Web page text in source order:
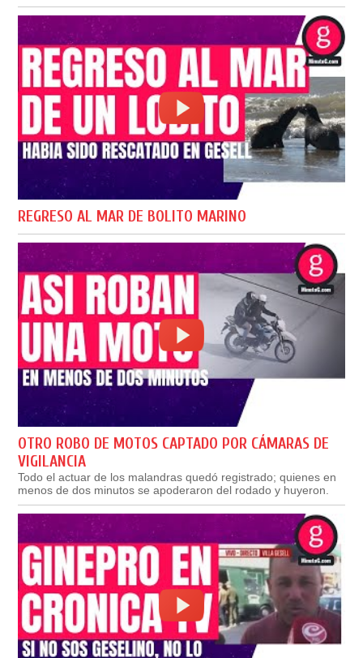
REGRESO AL MAR DE BOLITO MARINO
OTRO ROBO DE MOTOS CAPTADO POR CÁMARAS DE
VIGILANCIA
Todo el actuar de los malandras quedó registrado; quienes en
menos de dos minutos se apoderaron del rodado y huyeron.